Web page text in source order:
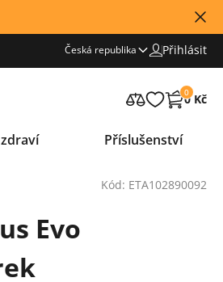
Česká republika Přihlásit
0
0 Kč
zdraví Příslušenství
Kód: ETA102890092
Evo